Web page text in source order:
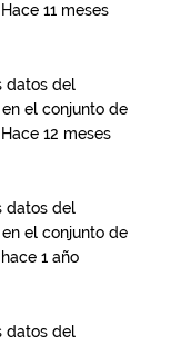
Hace 11 meses
datos del
en el conjunto de
Hace 12 meses
datos del
en el conjunto de
hace 1 año
datos del